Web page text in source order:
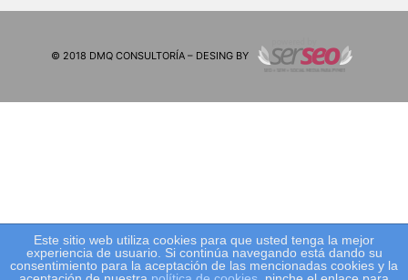
© 2018 DMQ CONSULTORÍA – DESING BY
Este sitio web utiliza cookies para que usted tenga la mejor
experiencia de usuario. Si continúa navegando está dando su
consentimiento para la aceptación de las mencionadas cookies y la